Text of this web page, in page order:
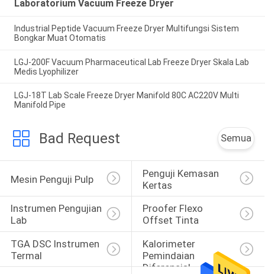
Laboratorium Vacuum Freeze Dryer
Industrial Peptide Vacuum Freeze Dryer Multifungsi Sistem
Bongkar Muat Otomatis
LGJ-200F Vacuum Pharmaceutical Lab Freeze Dryer Skala Lab
Medis Lyophilizer
LGJ-18T Lab Scale Freeze Dryer Manifold 80C AC220V Multi
Manifold Pipe
Bad Request Semua
Mesin Penguji Pulp
Penguji Kemasan
Kertas
Instrumen Pengujian
Lab
Proofer Flexo
Offset Tinta
TGA DSC Instrumen
Termal
Kalorimeter
Pemindaian
Diferensial